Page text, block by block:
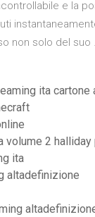
e la
non solo del suo
ita cartone
volume 2 halliday
ita
altadefinizione